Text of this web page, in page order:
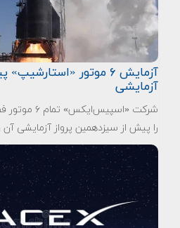
آزمایش ۶ موتور
آزمایشی
شرکت
را پیش از سیزدهمین پرواز آزمایشی